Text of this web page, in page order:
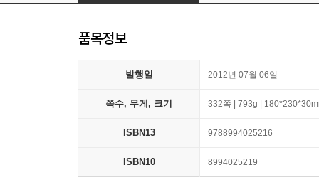
품목정보
발행일 2012년 07월 06일
쪽수, 무게, 크기 332쪽 | 793g |
ISBN13 9788994025216
ISBN10 8994025219